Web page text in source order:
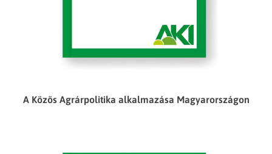
A Közös Agrárpolitika alkalmazása Magyarországon